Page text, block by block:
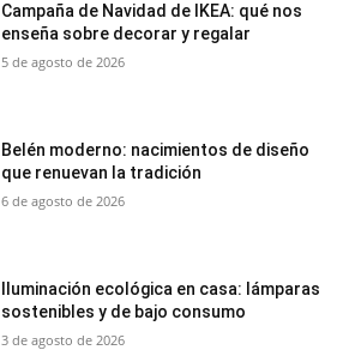
Campaña de Navidad de IKEA: qué nos
enseña sobre decorar y regalar
5 de agosto de 2026
Belén moderno: nacimientos de diseño
que renuevan la tradición
6 de agosto de 2026
Iluminación ecológica en casa: lámparas
sostenibles y de bajo consumo
3 de agosto de 2026